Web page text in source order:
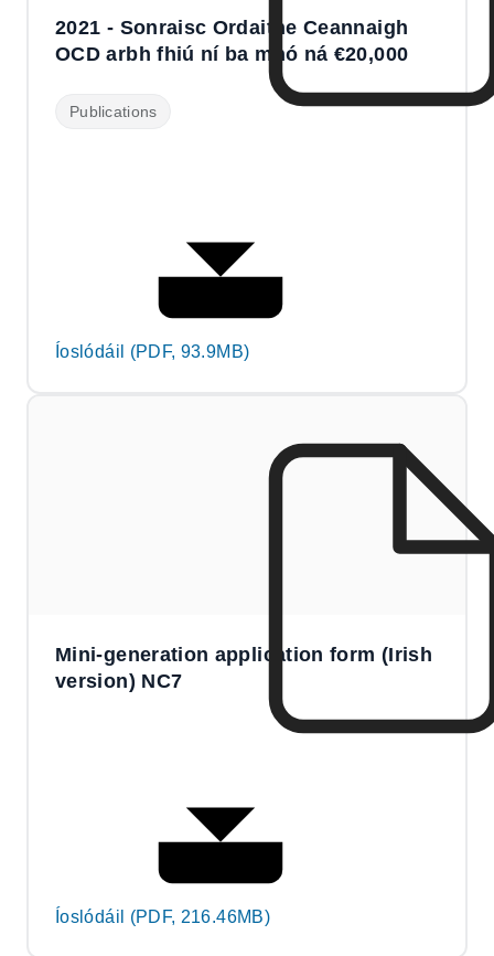
2021 - Sonraisc Ordaithe Ceannaigh
OCD arbh fhiú ní ba mhó ná €20,000
Publications
Íoslódáil (PDF, 93.9MB)
Mini-generation application form (Irish
version) NC7
Íoslódáil (PDF, 216.46MB)